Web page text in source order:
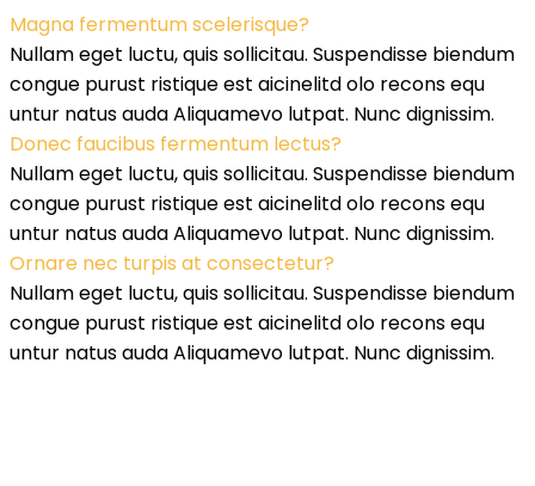
Magna fermentum scelerisque?
Nullam eget luctu, quis sollicitau. Suspendisse biendum
congue purust ristique est aicinelitd olo recons equ
untur natus auda Aliquamevo lutpat. Nunc dignissim.
Donec faucibus fermentum lectus?
Nullam eget luctu, quis sollicitau. Suspendisse biendum
congue purust ristique est aicinelitd olo recons equ
untur natus auda Aliquamevo lutpat. Nunc dignissim.
Ornare nec turpis at consectetur?
Nullam eget luctu, quis sollicitau. Suspendisse biendum
congue purust ristique est aicinelitd olo recons equ
untur natus auda Aliquamevo lutpat. Nunc dignissim.